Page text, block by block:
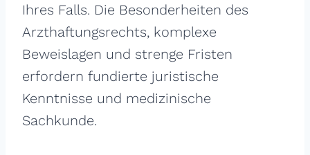
Ihres Falls. Die Besonderheiten des
Arzthaftungsrechts, komplexe
Beweislagen und strenge Fristen
erfordern fundierte juristische
Kenntnisse und medizinische
Sachkunde.